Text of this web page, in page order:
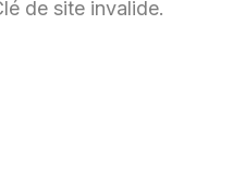
de site invalide.